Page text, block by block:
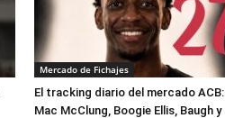
Mercado de Fichajes
El tracking diario del mercado ACB:
Mac McClung, Boogie Ellis, Baugh y